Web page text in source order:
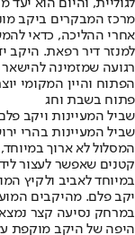
לגוליית, והיום הוא
מרכז המבקרים ביקב
אחרי ההליכה, כדאי
למנזר דיר רפאת. היקב
רגועה שמזמינה
הפתוח והיין המקומי
פתוח בשבת וחג
שביל המעיינות ויקב
שביל המעיינות בהרי
המסלול לא ארוך
קטנים שאפשר לעצור
במיוחד לאביב ולקיץ
יקב פלם. מהיקבים
במרחק נסיעה קצר
היפה של היקב מוקפת